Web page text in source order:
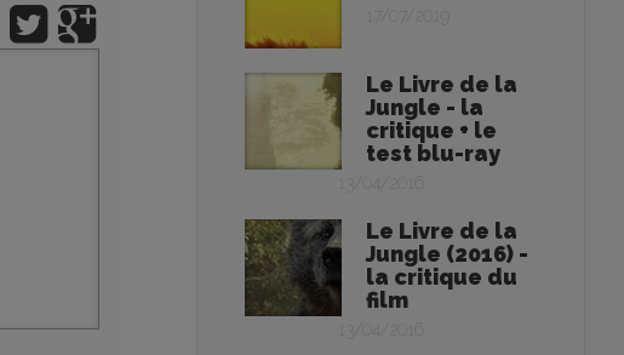
Le Livre de la
Jungle - la
critique + le
test blu-ray
13/04/2016
Le Livre de la
Jungle (2016) -
la critique du
film
13/04/2016